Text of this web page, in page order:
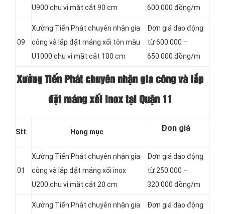
U900 chu vi mặt cắt 90 cm
600.000 đồng/m
09
Xưởng Tiến Phát chuyên nhận gia
công và lắp đặt máng xối tôn màu
U1000 chu vi mặt cắt 100 cm
Đơn giá dao động
từ 600.000 –
650.000 đồng/m
Xưởng Tiến Phát chuyên nhận gia công và lắp
đặt máng xối inox tại Quận 11
Stt Hạng mục Đơn giá
01
Xưởng Tiến Phát chuyên nhận gia
công và lắp đặt máng xối inox
U200 chu vi mặt cắt 20 cm
Đơn giá dao động
từ 250.000 –
320.000 đồng/m
Xưởng Tiến Phát chuyên nhận gia
Đơn giá dao động